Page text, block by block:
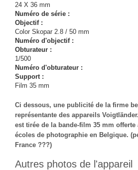
24 X 36 mm
Numéro de série :
Objectif :
Color Skopar 2.8 / 50 mm
Numéro d'objectif :
Obturateur :
1/500
Numéro d'obturateur :
Support :
Film 35 mm
Ci dessous, une publicité de la firme
représentante des appareils
est tirée de la bande-film 35 mm offerte
écoles de photographie en Belgique.
France ???)
Autres photos de l'appareil